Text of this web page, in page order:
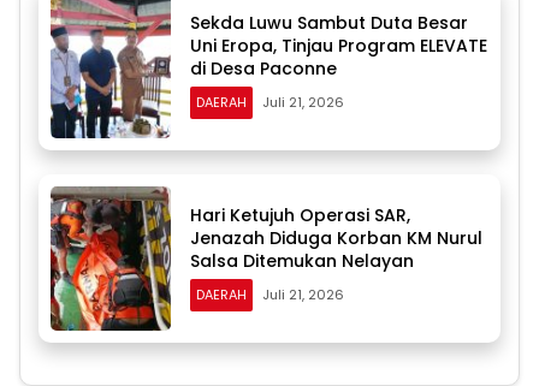
Sekda Luwu Sambut Duta Besar
Uni Eropa, Tinjau Program ELEVATE
di Desa Paconne
DAERAH Juli 21, 2026
Hari Ketujuh Operasi SAR,
Jenazah Diduga Korban KM Nurul
Salsa Ditemukan Nelayan
DAERAH Juli 21, 2026